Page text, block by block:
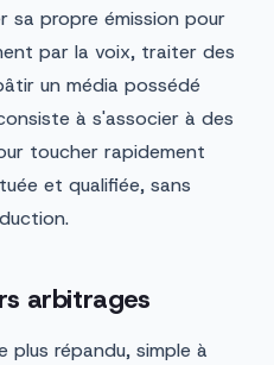
sa propre émission pour
par la voix, traiter des
un média possédé
à s'associer à des
toucher rapidement
et qualifiée, sans
arbitrages
plus répandu, simple à